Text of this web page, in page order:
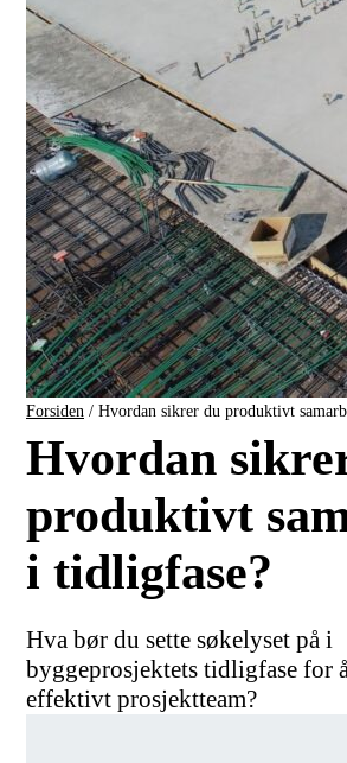
Forsiden / Hvordan sikrer du produktivt
Hvordan
produktivt
i tidligfase?
Hva bør du sette søkelyset på i
byggeprosjektets tidligfase for
effektivt prosjektteam?